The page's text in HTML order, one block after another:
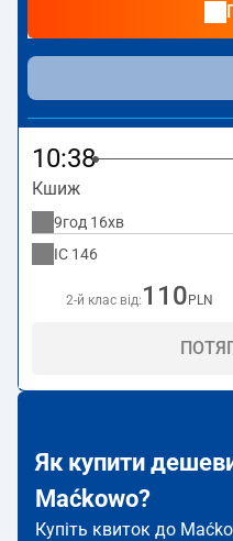
інші потяги перевізника PKP
маршрут на станції
10:38
Кшиж
9год 16хв
IC 146
2-й клас від: 110 PLN
Як купити
Maćkowo?
Купіть квиток до